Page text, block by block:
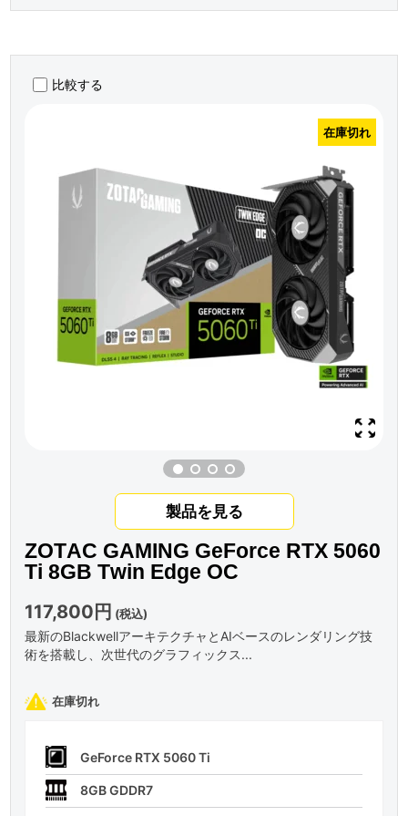
比較する
在庫切れ
製品を見る
ZOTAC GAMING GeForce RTX 5060
Ti 8GB Twin Edge OC
117,800円 (税込)
最新のBlackwellアーキテクチャとAIベースのレンダリング技
術を搭載し、次世代のグラフィックス...
在庫切れ
GeForce RTX 5060 Ti
8GB GDDR7